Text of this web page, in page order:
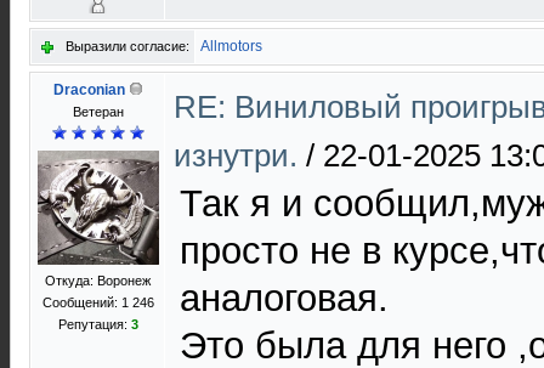
Выразили согласие: Allmotors
Draconian
Ветеран
Откуда: Воронеж
Сообщений: 1 246
Репутация: 3
RE: Виниловый
изнутри. / 22-01-2025
Так я и
просто не в
аналоговая.
Это была для него